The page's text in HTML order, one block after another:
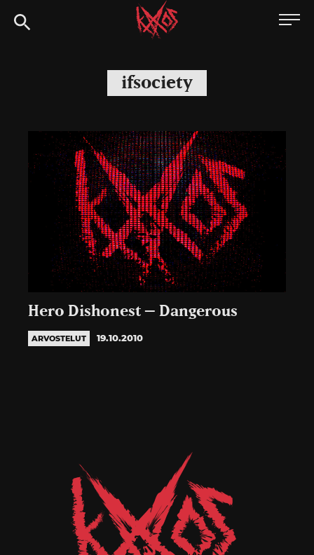
Siirry
suoraan
Kaaoszine
ifsociety
Hero Dishonest – Dangerous
ARVOSTELUT 19.10.2010